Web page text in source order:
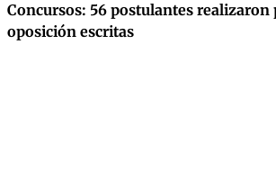
Concursos: 56 postulantes realizaron
oposición escritas